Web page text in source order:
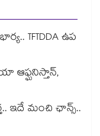
TFTDDA ఉప
ఆఫ్ఘనిస్తాన్,
ఇదే మంచి ఛాన్స్..